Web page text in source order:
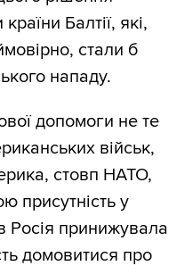
Балтії, які,
стали б
нападу.
допомоги не те
військ,
стовп НАТО,
присутність у
Росія принижувала
домовитися про